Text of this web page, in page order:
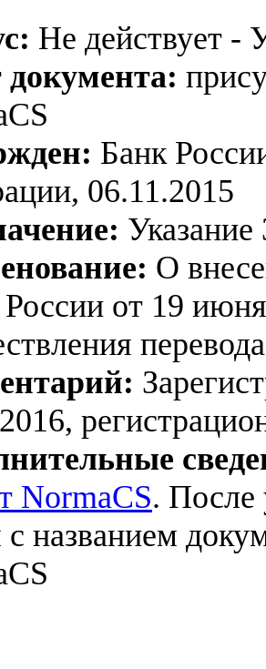
Не действует -
документа:
Банк
06.11.2015
О
России от 19
NormaCS. После
названием